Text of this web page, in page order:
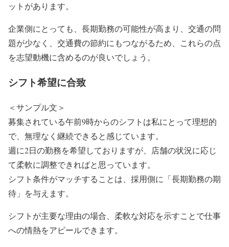
ットがあります。
企業側にとっても、長期勤務の可能性が高まり、交通の問
題が少なく、交通費の節約にもつながるため、これらの点
を志望動機に含めるのが良いでしょう。
シフト希望に合致
＜サンプル文＞
募集されている午前9時からのシフトは私にとって理想的
で、無理なく継続できると感じています。
週に2日の勤務を希望しておりますが、店舗の状況に応じ
て柔軟に調整できればと思っています。
シフト条件がマッチすることは、採用側に「長期勤務の期
待」を与えます。
シフトが主要な理由の場合、柔軟な対応を示すことで仕事
への情熱をアピールできます。